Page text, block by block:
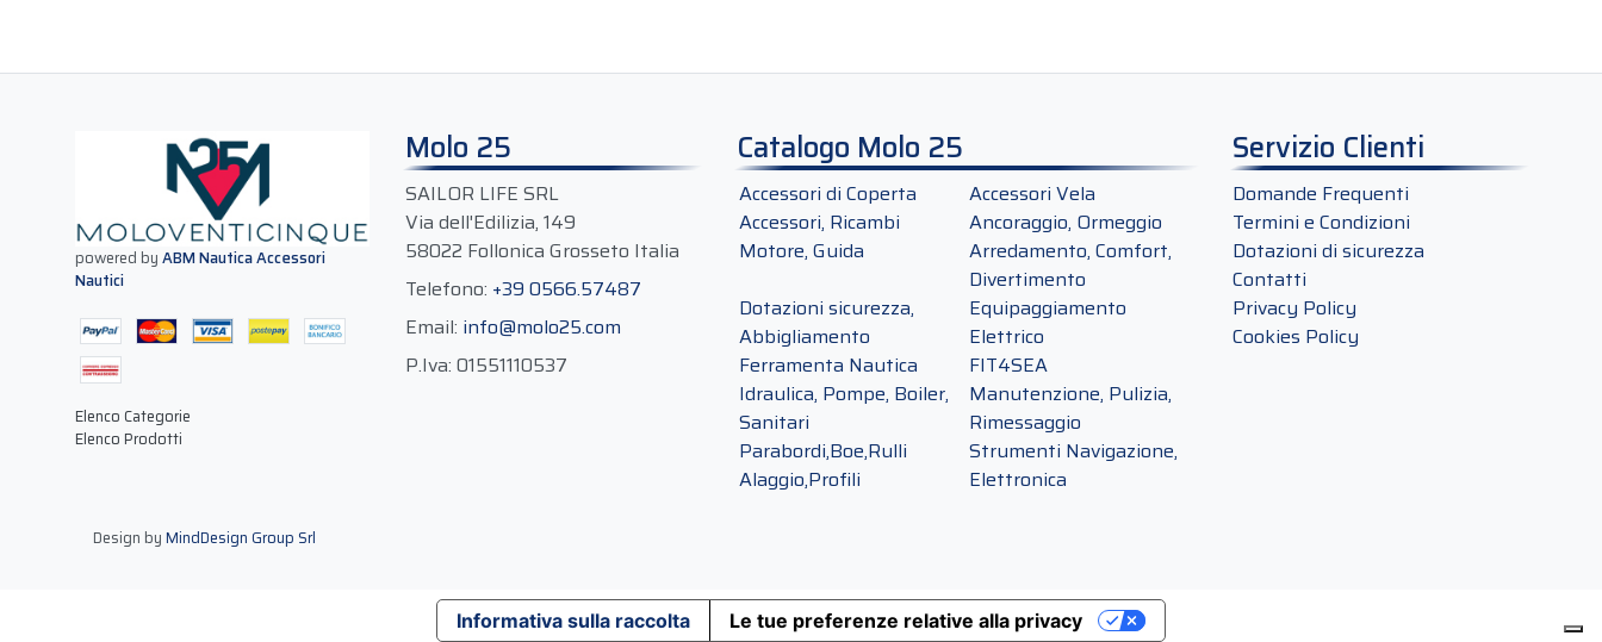
powered byABM Nautica Accessori
Nautici
Elenco Categorie
Elenco Prodotti
Molo 25
SAILOR LIFE SRL
Via dell'Edilizia, 149
58022 Follonica Grosseto Italia
Telefono: +39 0566.57487
Email: info@molo25.com
P.Iva: 01551110537
Catalogo Molo 25
Accessori di Coperta
Accessori Vela
Accessori, Ricambi
Motore, Guida
Ancoraggio, Ormeggio
Arredamento, Comfort,
Divertimento
Dotazioni sicurezza,
Abbigliamento
Equipaggiamento
Elettrico
Ferramenta Nautica
FIT4SEA
Idraulica, Pompe, Boiler,
Sanitari
Manutenzione, Pulizia,
Rimessaggio
Parabordi,Boe,Rulli
Alaggio,Profili
Strumenti Navigazione,
Elettronica
Servizio Clienti
Domande Frequenti
Termini e Condizioni
Dotazioni di sicurezza
Contatti
Privacy Policy
Cookies Policy
Design byMindDesign Group Srl
Informativa sulla raccolta Le tue preferenze relative alla privacy